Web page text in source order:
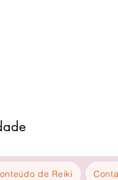
de Reiki